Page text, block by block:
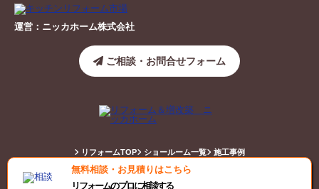
運営：ニッカホーム株式会社
ご相談・お問合せフォーム
リフォームTOP ショールーム一覧 施工事例
キッチンリフォーム市場 トイレリフォーム市場
無料相談・お見積りはこちら
リフォームのプロに相談する